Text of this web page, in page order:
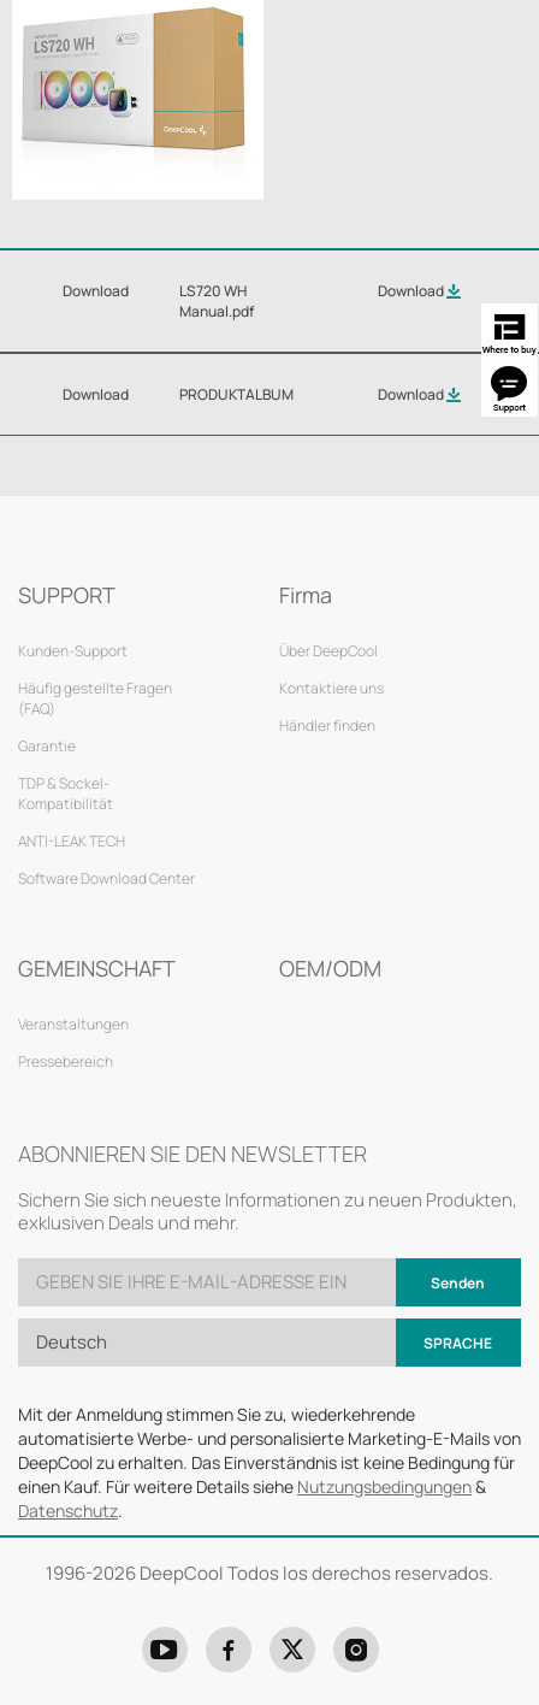
Download
LS720 WH
Manual.pdf
Download
Download PRODUKTALBUM Download
SUPPORT
Kunden-Support
Häufig gestellte Fragen
(FAQ)
Garantie
TDP & Sockel-
Kompatibilität
ANTI-LEAK TECH
Software Download Center
Firma
Über DeepCool
Kontaktiere uns
Händler finden
GEMEINSCHAFT
Veranstaltungen
Pressebereich
OEM/ODM
ABONNIEREN SIE DEN NEWSLETTER
Sichern Sie sich neueste Informationen zu neuen Produkten,
exklusiven Deals und mehr.
Senden
Deutsch SPRACHE
Mit der Anmeldung stimmen Sie zu, wiederkehrende
automatisierte Werbe- und personalisierte Marketing-E-Mails von
DeepCool zu erhalten. Das Einverständnis ist keine Bedingung für
einen Kauf. Für weitere Details siehe Nutzungsbedingungen&
Datenschutz.
1996-2026 DeepCool Todos los derechos reservados.